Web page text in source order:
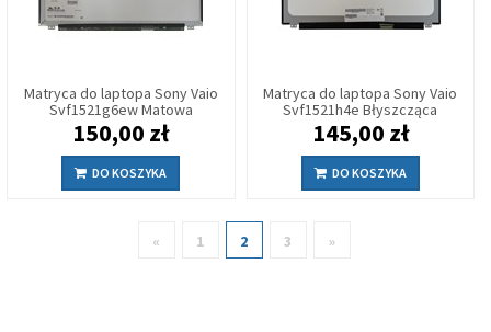
Matryca do laptopa Sony Vaio
Svf1521g6ew Matowa
150,00 zł
DO KOSZYKA
Matryca do laptopa Sony Vaio
Svf1521h4e Błyszcząca
145,00 zł
DO KOSZYKA
« 1 2 3 »